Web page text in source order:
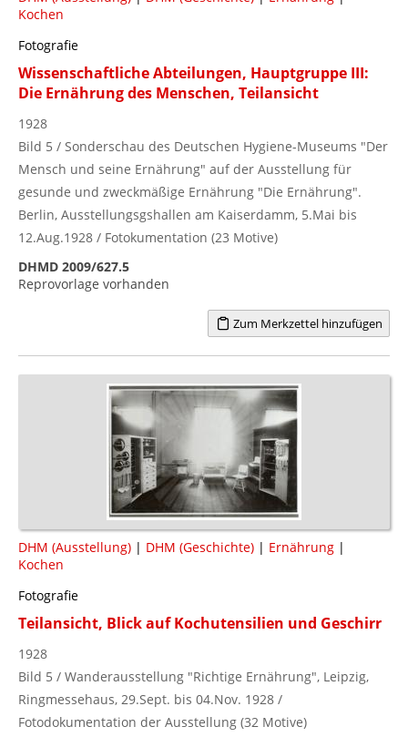
Kochen
Fotografie
Wissenschaftliche Abteilungen, Hauptgruppe III:
Die Ernährung des Menschen, Teilansicht
1928
Bild 5 / Sonderschau des Deutschen Hygiene-Museums "Der
Mensch und seine Ernährung" auf der Ausstellung für
gesunde und zweckmäßige Ernährung "Die Ernährung".
Berlin, Ausstellungsgshallen am Kaiserdamm, 5.Mai bis
12.Aug.1928 / Fotokumentation (23 Motive)
DHMD 2009/627.5
Reprovorlage vorhanden
Zum Merkzettel hinzufügen
DHM (Ausstellung) | DHM (Geschichte) | Ernährung |
Kochen
Fotografie
Teilansicht, Blick auf Kochutensilien und Geschirr
1928
Bild 5 / Wanderausstellung "Richtige Ernährung", Leipzig,
Ringmessehaus, 29.Sept. bis 04.Nov. 1928 /
Fotodokumentation der Ausstellung (32 Motive)